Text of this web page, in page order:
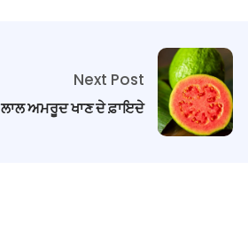
Next Post
ਲਾਲ ਅਮਰੂਦ ਖਾਣ ਦੇ ਫ਼ਾਇਦੇ